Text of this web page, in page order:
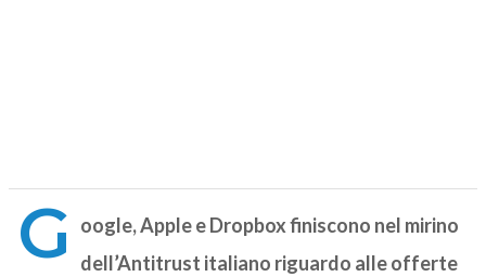
G oogle, Apple e Dropbox finiscono nel mirino
dell’Antitrust italiano riguardo alle offerte